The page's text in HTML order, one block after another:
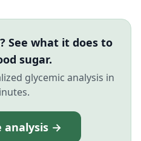
See what it does to
sugar.
glycemic analysis in
analysis →